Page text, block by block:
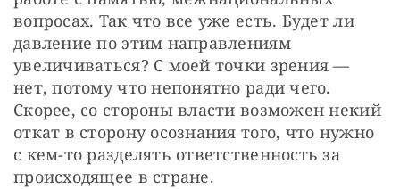
вопросах. Так что все уже есть. Будет ли
давление по этим направлениям
увеличиваться? С моей точки зрения —
нет, потому что непонятно ради чего.
Скорее, со стороны власти возможен некий
откат в сторону осознания того, что нужно
с кем-то разделять ответственность за
происходящее в стране.